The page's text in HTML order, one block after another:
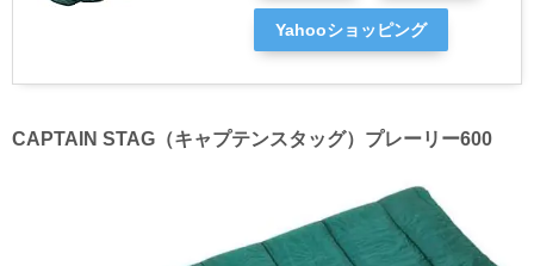
Yahooショッピング
CAPTAIN STAG（キャプテンスタッグ）プレーリー600